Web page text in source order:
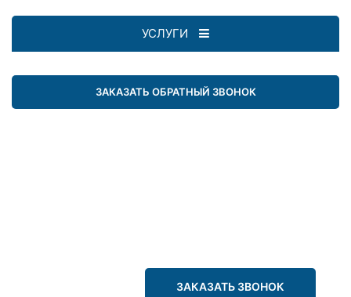
УСЛУГИ
ЗАКАЗАТЬ ОБРАТНЫЙ ЗВОНОК
ЗАКАЗАТЬ ЗВОНОК